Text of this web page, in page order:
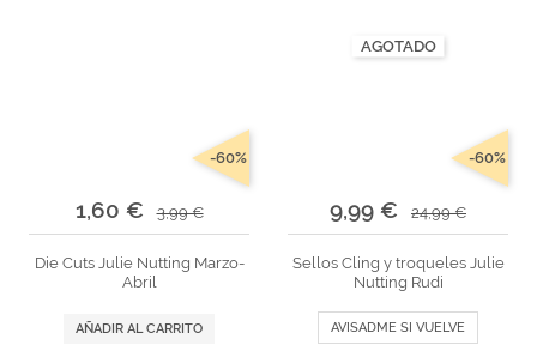
1,60 € 3,99 €
-60%
Die Cuts Julie Nutting Marzo-
Abril
AÑADIR AL CARRITO
AGOTADO
9,99 € 24,99 €
-60%
Sellos Cling y troqueles Julie
Nutting Rudi
AVISADME SI VUELVE